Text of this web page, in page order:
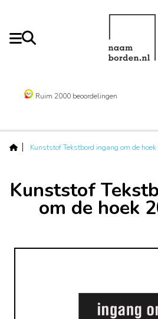
Ruim 2000 beoordelingen
Kunststof Tekstbord ingang om de
Kunststof
om de hoek